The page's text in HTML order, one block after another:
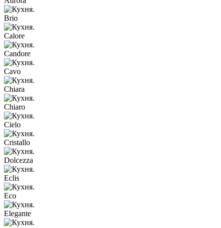
Brio
Calore
Candore
Cavo
Chiara
Chiaro
Cielo
Cristallo
Dolcezza
Eclis
Eco
Elegante